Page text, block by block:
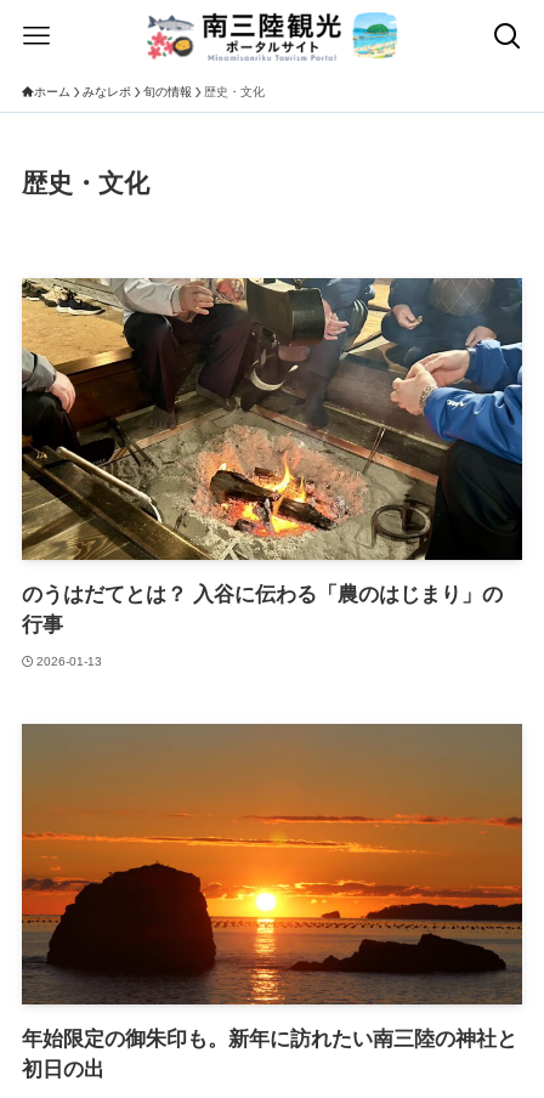
ホーム みなレポ 旬の情報 歴史・文化
歴史・文化
のうはだてとは？ 入谷に伝わる「農のはじまり」の
行事
2026-01-13
年始限定の御朱印も。新年に訪れたい南三陸の神社と
初日の出